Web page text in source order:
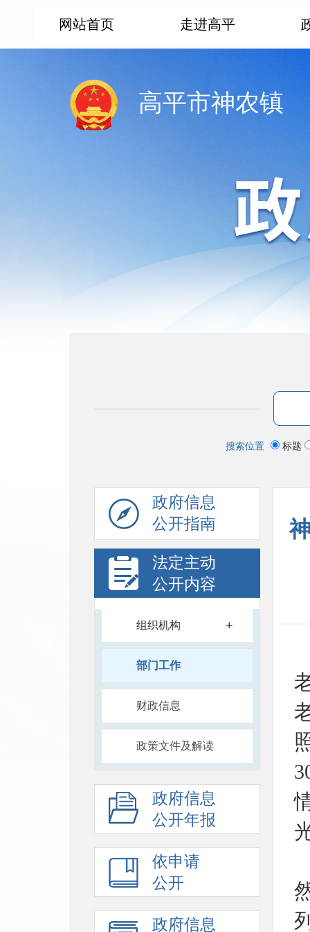
网站首页 走进高平
高平市神农镇
搜索位置 标题
政府信息
公开指南
法定主动
公开内容
组织机构 +
部门工作
财政信息
政策文件及解读
政府信息
公开年报
依申请
公开
政府信息